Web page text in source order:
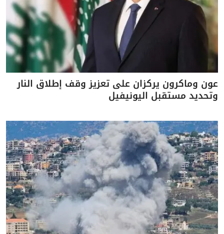
عون وماكرون يركزان على تعزيز وقف إطلاق النار
وتحديد مستقبل اليونيفيل